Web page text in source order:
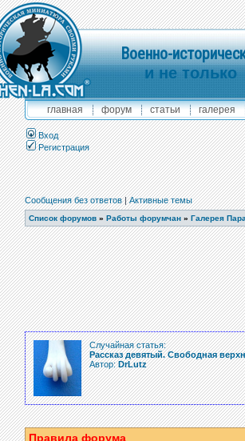
Военно-
и не только
главная форум статьи галерея
Вход
Регистрация
Сообщения без ответов|Активные темы
Список форумов » Работы форумчан » Галерея
Случайная статья:
Рассказ девятый. Свободная
Автор:DrLutz
Правила форума